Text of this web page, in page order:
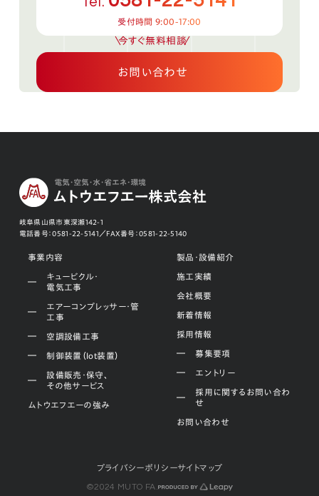
受付時間 9:00-17:00
今すぐ無料相談
お問い合わせ
岐阜県山県市東深瀬142-1
電話番号：0581-22-5141／ FAX番号：0581-22-5140
事業内容
キュービクル・
電気工事
エアーコンプレッサー・管
工事
空調設備工事
制御装置（Iot装置）
設備販売・保守、
その他サービス
ムトウエフエーの強み
製品・設備紹介
施工実績
会社概要
新着情報
採用情報
募集要項
エントリー
採用に関するお問い合わ
せ
お問い合わせ
プライバシーポリシーサイトマップ
©2024 MUTO FA.